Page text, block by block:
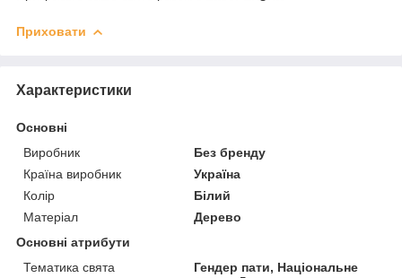
Приховати
Характеристики
Основні
Виробник
Без бренду
Країна виробник
Україна
Колір
Білий
Матеріал
Дерево
Основні атрибути
Тематика свята
Гендер пати, Національне